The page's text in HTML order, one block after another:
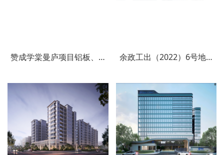
赞成学棠曼庐项目铝板、石材幕墙工程余政工出（2022）6号地块